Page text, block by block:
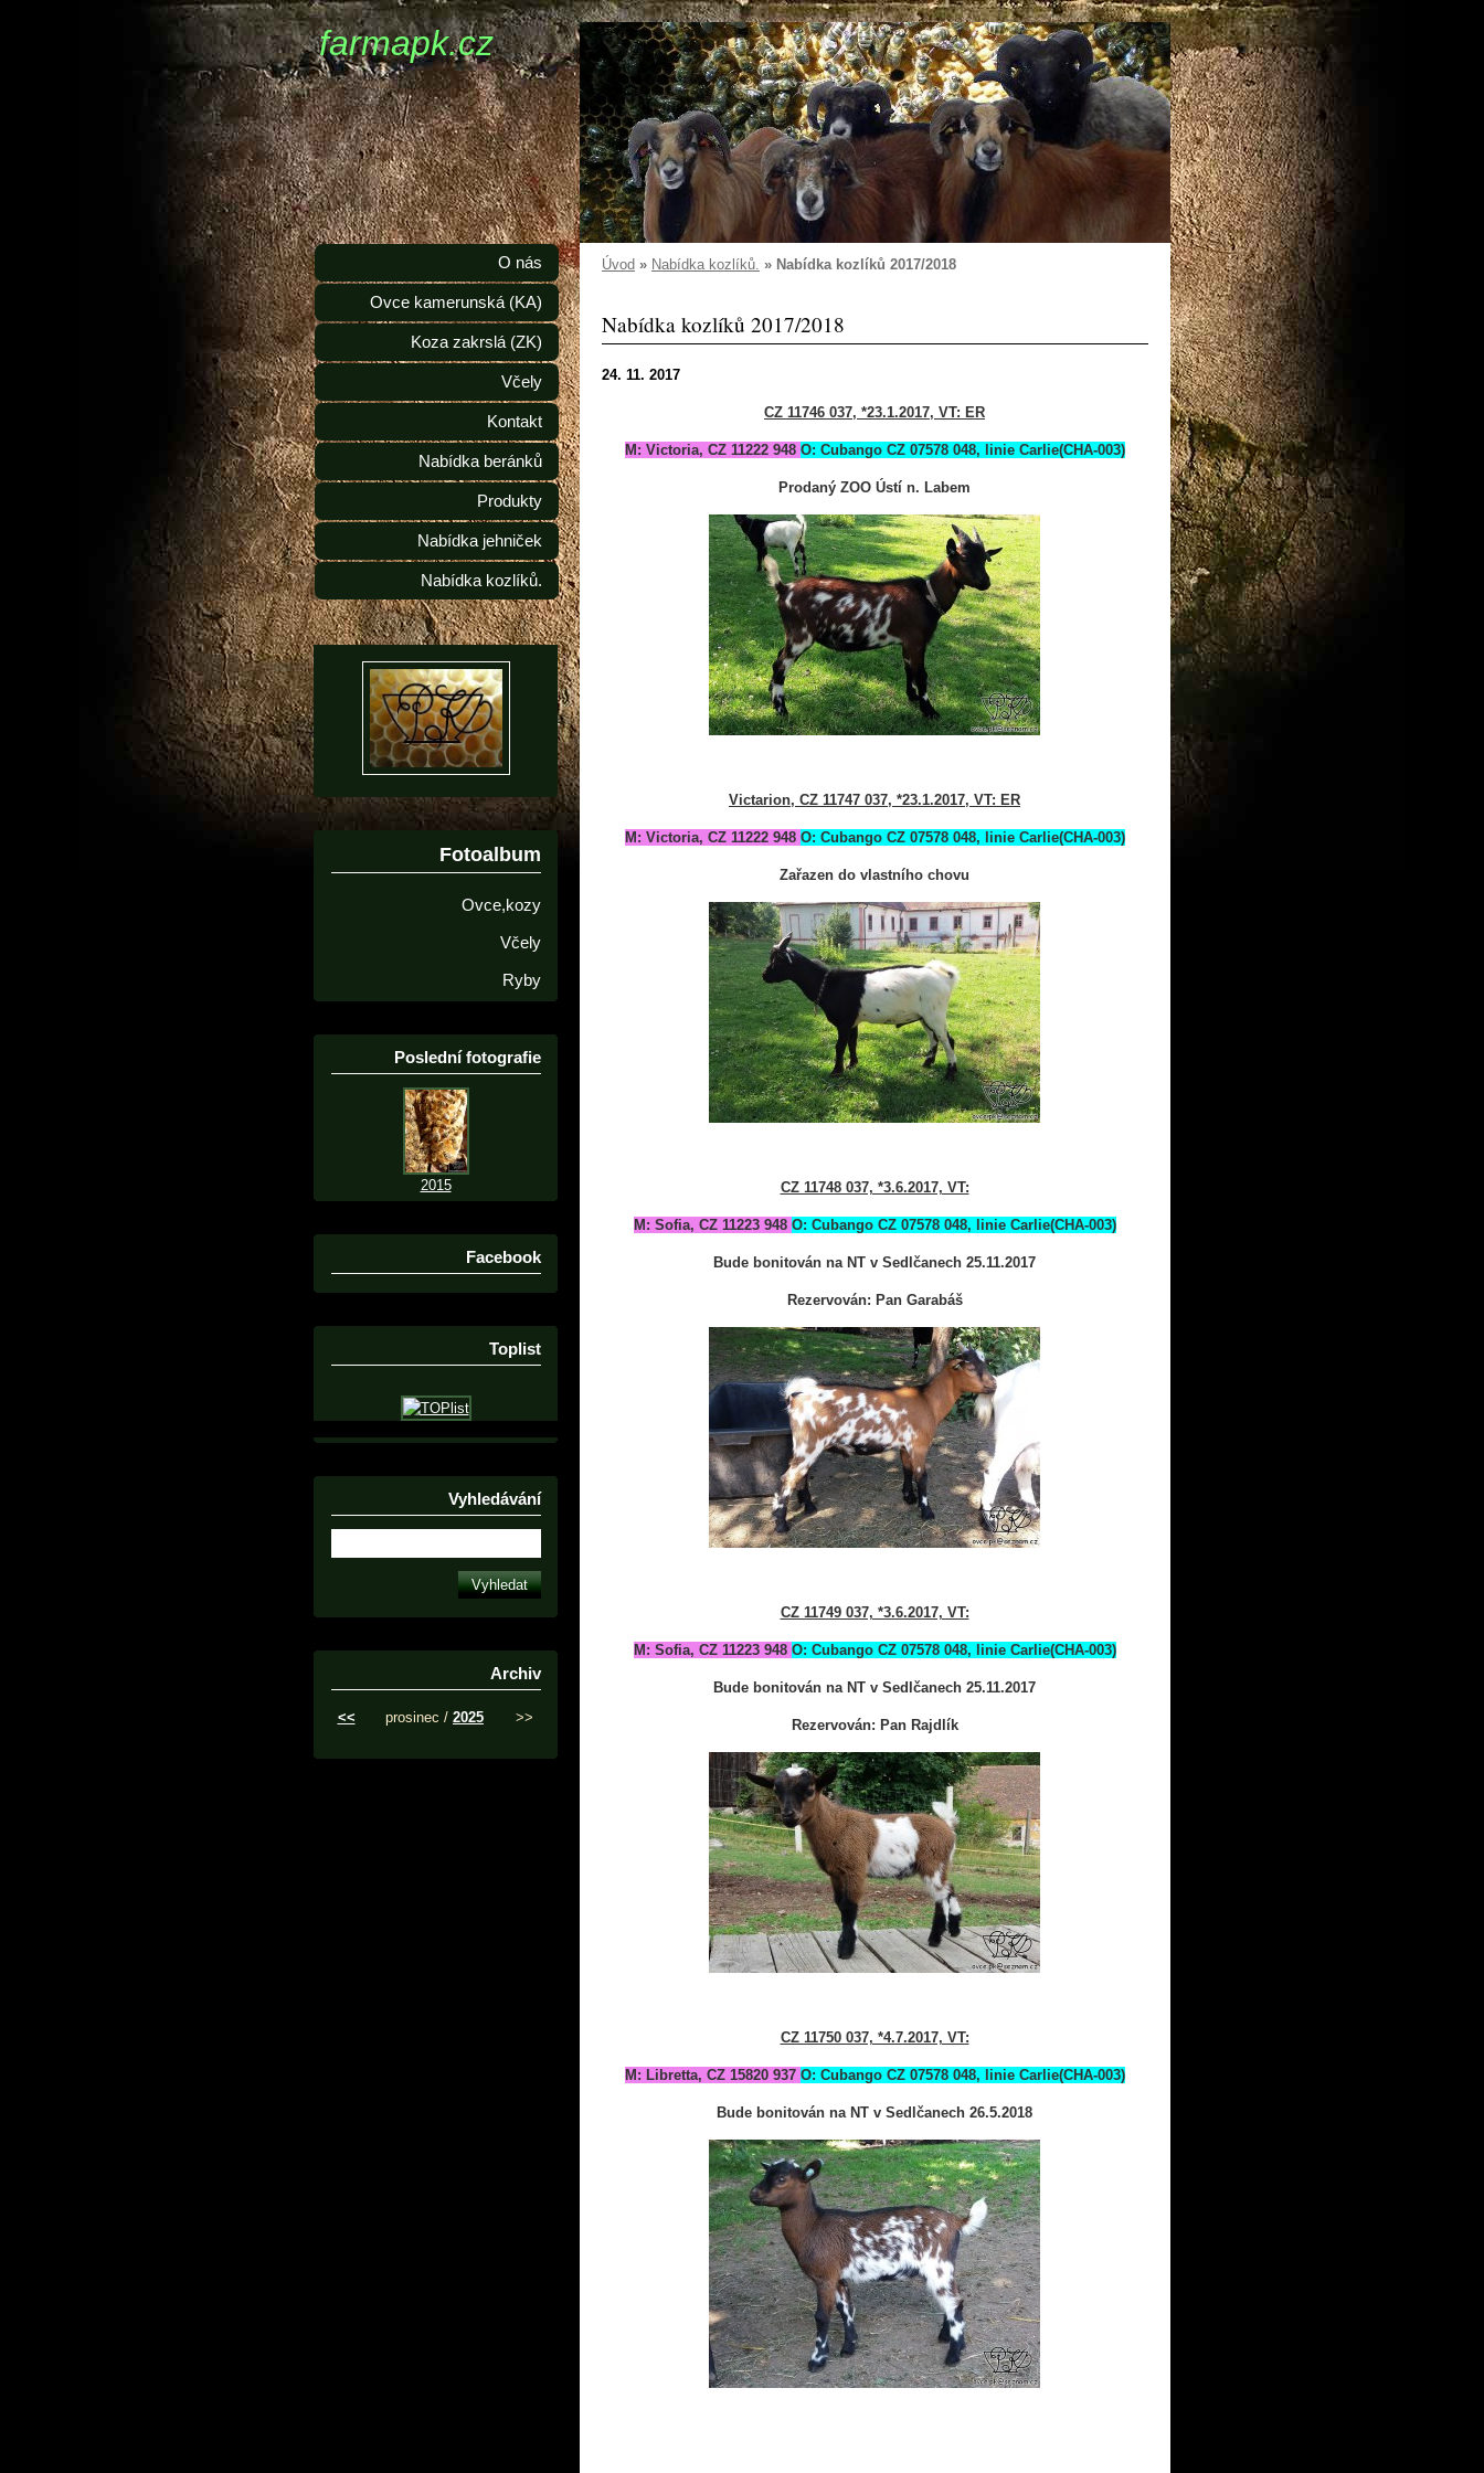
farmapk.cz
Úvod » Nabídka kozlíků. » Nabídka kozlíků 2017/2018
Nabídka kozlíků 2017/2018
24. 11. 2017
CZ 11746 037, *23.1.2017, VT: ER
M: Victoria, CZ 11222 948 O: Cubango CZ 07578 048, linie Carlie(CHA-003)
Prodaný ZOO Ústí n. Labem
Victarion, CZ 11747 037, *23.1.2017, VT: ER
M: Victoria, CZ 11222 948 O: Cubango CZ 07578 048, linie Carlie(CHA-003)
Zařazen do vlastního chovu
CZ 11748 037, *3.6.2017, VT:
M: Sofia, CZ 11223 948 O: Cubango CZ 07578 048, linie Carlie(CHA-003)
Bude bonitován na NT v Sedlčanech 25.11.2017
Rezervován: Pan Garabáš
CZ 11749 037, *3.6.2017, VT:
M: Sofia, CZ 11223 948 O: Cubango CZ 07578 048, linie Carlie(CHA-003)
Bude bonitován na NT v Sedlčanech 25.11.2017
Rezervován: Pan Rajdlík
CZ 11750 037, *4.7.2017, VT:
M: Libretta, CZ 15820 937 O: Cubango CZ 07578 048, linie Carlie(CHA-003)
Bude bonitován na NT v Sedlčanech 26.5.2018
O nás
Ovce kamerunská (KA)
Koza zakrslá (ZK)
Včely
Kontakt
Nabídka beránků
Produkty
Nabídka jehniček
Nabídka kozlíků.
Fotoalbum
Ovce,kozy
Včely
Ryby
Poslední fotografie
2015
Facebook
Toplist
Vyhledávání
Archiv
<< prosinec / 2025 >>